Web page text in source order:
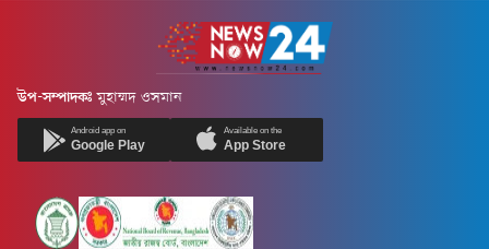
উপ-সম্পাদকঃ মুহাম্মদ ওসমান
Android app on
Google Play
Available on the
App Store